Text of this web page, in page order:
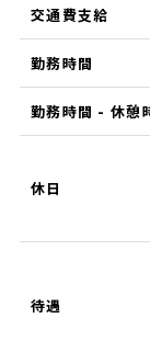
交通費支給
勤務時間
勤務時間 - 休憩
休日
待遇